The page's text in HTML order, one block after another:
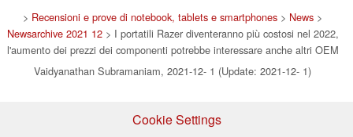
> Recensioni e prove di notebook, tablets e smartphones > News >
Newsarchive 2021 12> I portatili Razer diventeranno più costosi nel 2022,
l'aumento dei prezzi dei componenti potrebbe interessare anche altri OEM
Vaidyanathan Subramaniam, 2021-12- 1 (Update: 2021-12- 1)
Cookie Settings